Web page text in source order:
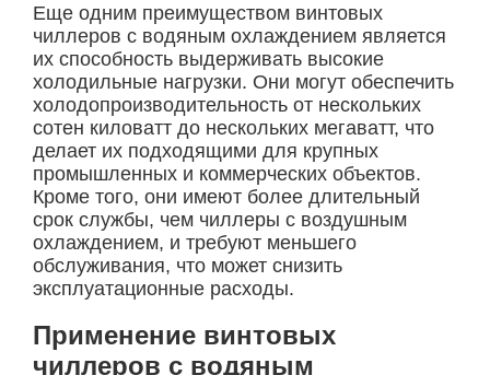
Еще одним преимуществом винтовых
чиллеров с водяным охлаждением является
их способность выдерживать высокие
холодильные нагрузки. Они могут обеспечить
холодопроизводительность от нескольких
сотен киловатт до нескольких мегаватт, что
делает их подходящими для крупных
промышленных и коммерческих объектов.
Кроме того, они имеют более длительный
срок службы, чем чиллеры с воздушным
охлаждением, и требуют меньшего
обслуживания, что может снизить
эксплуатационные расходы.
Применение винтовых
чиллеров с водяным